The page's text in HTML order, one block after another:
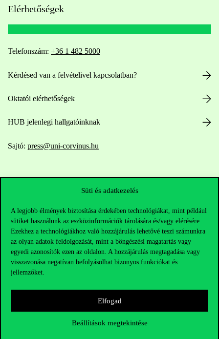
Süti és adatkezelés
A legjobb élmények biztosítása érdekében technológiákat, mint például
sütiket használunk az eszközinformációk tárolására és/vagy elérésére.
Ezekhez a technológiákhoz való hozzájárulás lehetővé teszi számunkra
az olyan adatok feldolgozását, mint a böngészési magatartás vagy
egyedi azonosítók ezen az oldalon. A hozzájárulás megtagadása vagy
visszavonása negatívan befolyásolhat bizonyos funkciókat és
jellemzőket.
Elfogad
Beállítások megtekintése
Elérhetőségek
Telefonszám: +36 1 482 5000
Kérdésed van a felvételivel kapcsolatban?
Oktatói elérhetőségek
HUB jelenlegi hallgatóinknak
Sajtó: press@uni-corvinus.hu
Hasznos linkek
Nyitvatartás
Házirend